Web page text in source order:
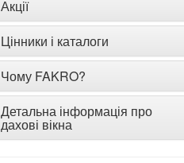
Акції
Цінники і каталоги
Чому FAKRO?
Детальна інформація про
дахові вікна